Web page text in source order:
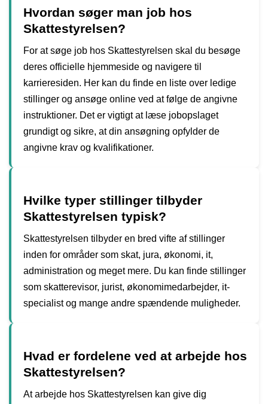
Hvordan søger man job hos
Skattestyrelsen?
For at søge job hos Skattestyrelsen skal du besøge
deres officielle hjemmeside og navigere til
karrieresiden. Her kan du finde en liste over ledige
stillinger og ansøge online ved at følge de angivne
instruktioner. Det er vigtigt at læse jobopslaget
grundigt og sikre, at din ansøgning opfylder de
angivne krav og kvalifikationer.
Hvilke typer stillinger tilbyder
Skattestyrelsen typisk?
Skattestyrelsen tilbyder en bred vifte af stillinger
inden for områder som skat, jura, økonomi, it,
administration og meget mere. Du kan finde stillinger
som skatterevisor, jurist, økonomimedarbejder, it-
specialist og mange andre spændende muligheder.
Hvad er fordelene ved at arbejde hos
Skattestyrelsen?
At arbejde hos Skattestyrelsen kan give dig